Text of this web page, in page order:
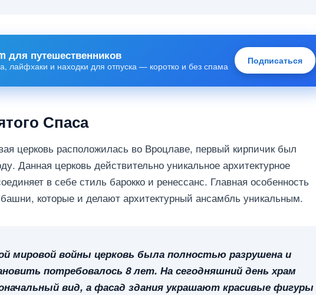
для путешественников
лайфхаки и находки для отпуска — коротко и без спама
Подписаться
Спаса
церковь расположилась во Вроцлаве, первый кирпичик был
Данная церковь действительно уникальное архитектурное
в себе стиль барокко и ренессанс. Главная особенность
которые и делают архитектурный ансамбль уникальным.
мировой войны церковь была полностью разрушена и
потребовалось 8 лет. На сегодняшний день храм
вид, а фасад здания украшают красивые фигуры